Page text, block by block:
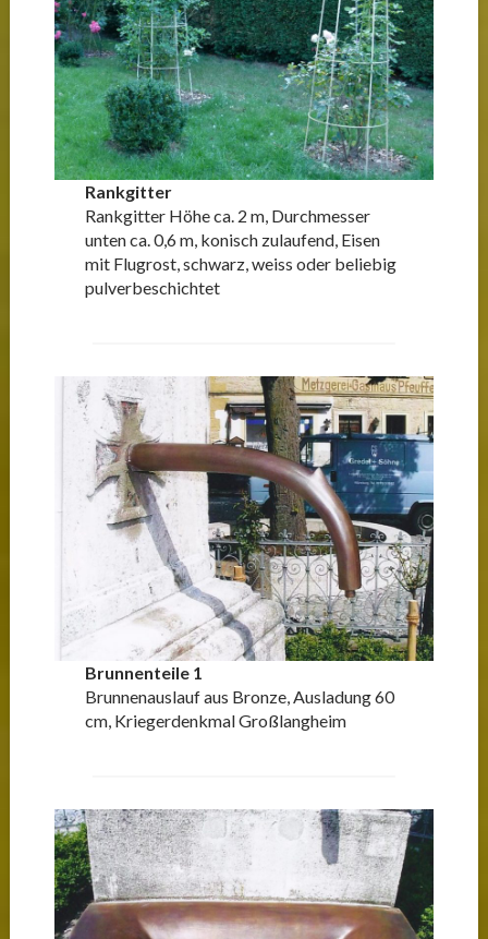
Rankgitter
Rankgitter Höhe ca. 2 m, Durchmesser
unten ca. 0,6 m, konisch zulaufend, Eisen
mit Flugrost, schwarz, weiss oder beliebig
pulverbeschichtet
Brunnenteile 1
Brunnenauslauf aus Bronze, Ausladung 60
cm, Kriegerdenkmal Großlangheim